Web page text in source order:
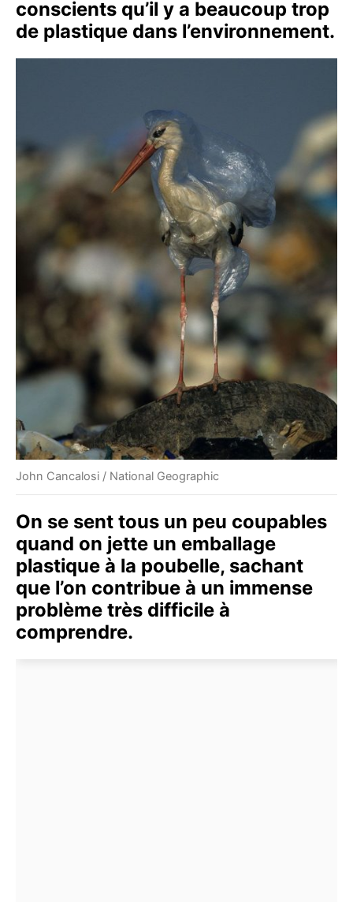
conscients qu’il y a beaucoup trop
de plastique dans l’environnement.
John Cancalosi / National Geographic
On se sent tous un peu coupables
quand on jette un emballage
plastique à la poubelle, sachant
que l’on contribue à un immense
problème très difficile à
comprendre.